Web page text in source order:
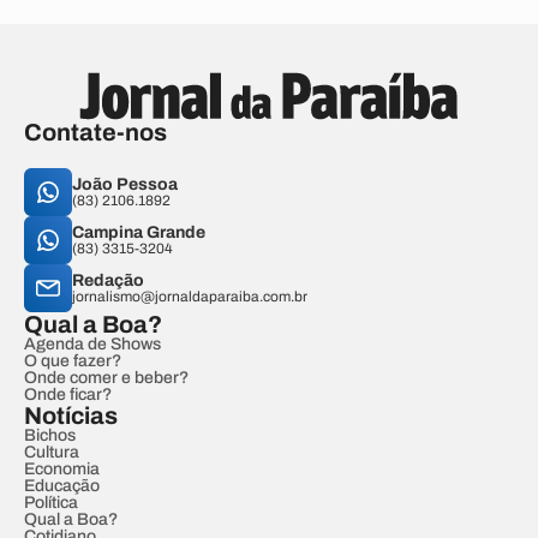
Contate-nos
João Pessoa
(83) 2106.1892
Campina Grande
(83) 3315-3204
Redação
jornalismo@jornaldaparaiba.com.br
Qual a Boa?
Agenda de Shows
O que fazer?
Onde comer e beber?
Onde ficar?
Notícias
Bichos
Cultura
Economia
Educação
Política
Qual a Boa?